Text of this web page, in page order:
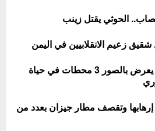
الحوثي يقتل زينب
زعيم الانقلابيين في اليمن
أخبار اليمن: محمد العرب يعرض بالصور 3 محطات في حياة
وتقصف مطار جيزان بعدد من